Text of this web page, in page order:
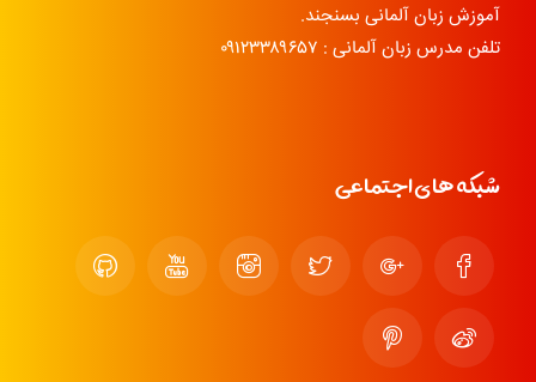
آموزش زبان آلمانی بسنجند.
تلفن مدرس زبان آلمانی : ۰۹۱۲۳۳۸۹۶۵۷
شبکه های اجتماعی